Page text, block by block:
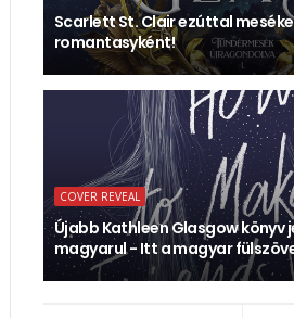
Scarlett St. Clair ezúttal
romantasyként!
COVER REVEAL
Újabb Kathleen Glasgow könyv
magyarul - Itt a magyar